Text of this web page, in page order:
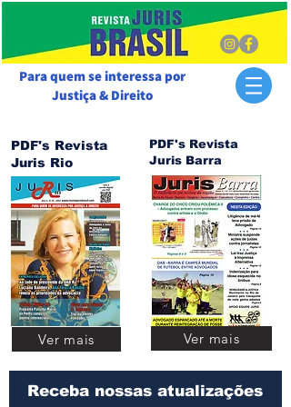
Para quem se interessa por
Justiça & Direito
PDF's Revista
Juris Rio
Ver mais
PDF's Revista
Juris Barra
Ver mais
Receba nossas atualizações